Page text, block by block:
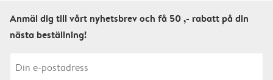
Anmäl dig till vårt nyhetsbrev och få 50 ,- rabatt på din
nästa beställning!